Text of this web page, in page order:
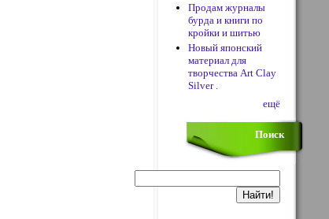
Продам журналы
бурда и книги по
кройки и шитью
Новый японский
материал для
творчества Art Clay
Silver .
ещё
Поиск